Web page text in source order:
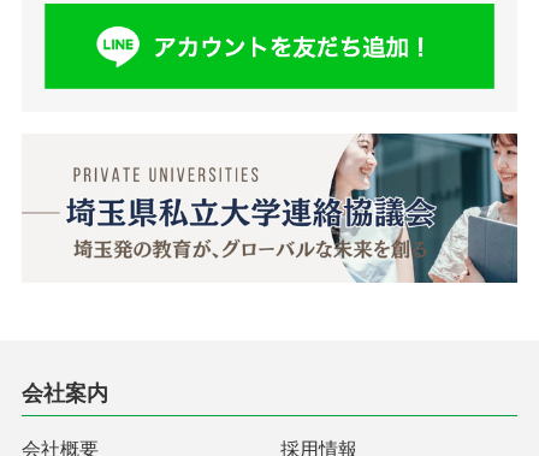
会社案内
会社概要 採用情報